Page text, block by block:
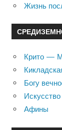
Жизнь
Крито —
Богу
Афины